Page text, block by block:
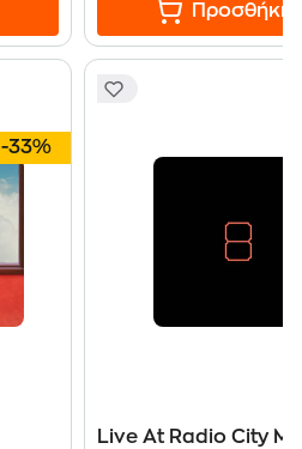
Προσθήκη
-33%
Live At Radio City